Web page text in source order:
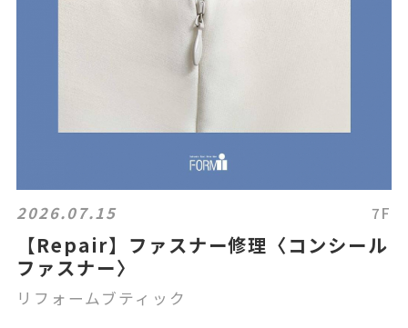
2026.07.15 7F
【Repair】ファスナー修理〈コンシール
ファスナー〉
リフォームブティック